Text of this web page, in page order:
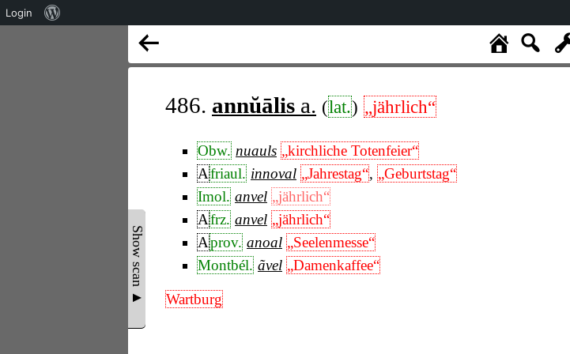
Show scan ▲
486. annŭālis a. (lat.) „jährlich“
Obw. nuauls „kirchliche Totenfeier“
Afriaul. innoval „Jahrestag“, „Geburtstag“
Imol. anvel „jährlich“
Afrz. anvel „jährlich“
Aprov. anoal „Seelenmesse“
Montbél. ãvel „Damenkaffee“
Wartburg
Login